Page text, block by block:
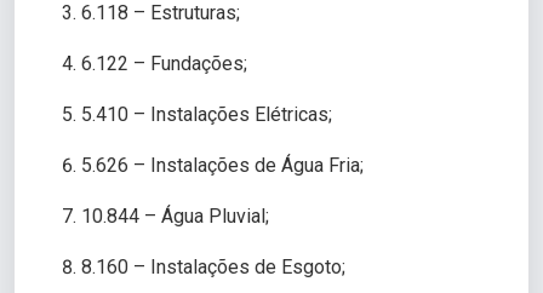
6.118 – Estruturas;
6.122 – Fundações;
5.410 – Instalações Elétricas;
5.626 – Instalações de Água Fria;
10.844 – Água Pluvial;
8.160 – Instalações de Esgoto;